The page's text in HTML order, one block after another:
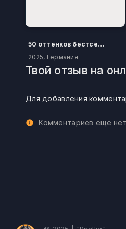
50 оттенков бестселлера
2025, Германия
Твой отзыв на
Для добавления
Комментариев еще